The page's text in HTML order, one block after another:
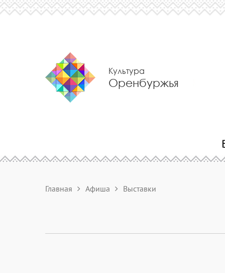
Культура
Оренбуржья
Главная Афиша Выставки